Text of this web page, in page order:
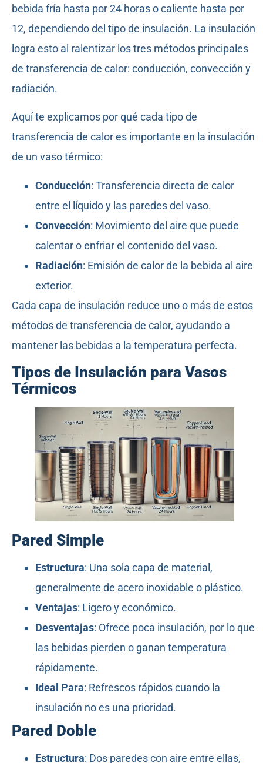
bebida fría hasta por 24 horas o caliente hasta por
12, dependiendo del tipo de insulación. La insulación
logra esto al ralentizar los tres métodos principales
de transferencia de calor: conducción, convección y
radiación.
Aquí te explicamos por qué cada tipo de
transferencia de calor es importante en la insulación
de un vaso térmico:
Conducción: Transferencia directa de calor
entre el líquido y las paredes del vaso.
Convección: Movimiento del aire que puede
calentar o enfriar el contenido del vaso.
Radiación: Emisión de calor de la bebida al aire
exterior.
Cada capa de insulación reduce uno o más de estos
métodos de transferencia de calor, ayudando a
mantener las bebidas a la temperatura perfecta.
Tipos de Insulación para Vasos
Térmicos
Pared Simple
Estructura: Una sola capa de material,
generalmente de acero inoxidable o plástico.
Ventajas: Ligero y económico.
Desventajas: Ofrece poca insulación, por lo que
las bebidas pierden o ganan temperatura
rápidamente.
Ideal Para: Refrescos rápidos cuando la
insulación no es una prioridad.
Pared Doble
Estructura: Dos paredes con aire entre ellas,